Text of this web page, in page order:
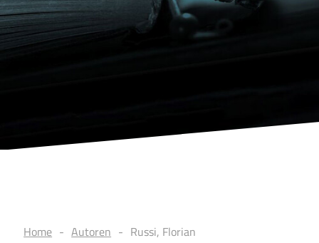
Home Autoren Russi, Florian